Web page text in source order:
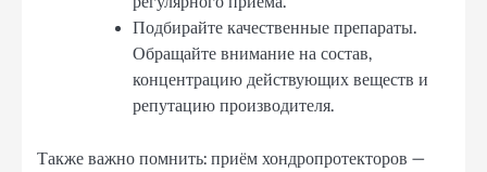
Подбирайте качественные препараты.
Обращайте внимание на состав,
концентрацию действующих веществ и
репутацию производителя.
Также важно помнить: приём хондропротекторов —